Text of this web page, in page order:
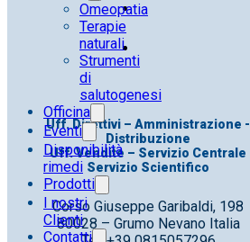
Omeopatia
Terapie
naturali
Strumenti
di
salutogenesi
Officina
Eventi
Disponibilità
rimedi
Prodotti
I nostri
Clienti
Contatti
Uff. Direttivi – Amministrazione -
Distribuzione
Uff. Vendite – Servizio Centrale
Servizio Scientifico
Corso Giuseppe Garibaldi, 198
80028 – Grumo Nevano Italia